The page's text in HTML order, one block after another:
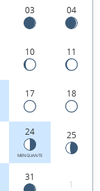
03 04
10 11
17 18
24
MENGUANTE
25
31
1